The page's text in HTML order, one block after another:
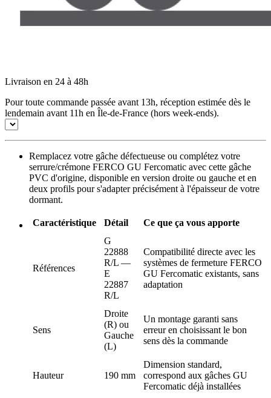
Livraison en 24 à 48h
Pour toute commande passée avant 13h, réception estimée dès le
lendemain avant 11h en Île-de-France (hors week-ends).
Remplacez votre gâche défectueuse ou complétez votre
serrure/crémone FERCO GU Fercomatic avec cette gâche
PVC d'origine, disponible en version droite ou gauche et en
deux profils pour s'adapter précisément à l'épaisseur de votre
dormant.
Caractéristique Détail Ce que ça vous apporte
Références
G
22888
R/L —
E
22887
R/L
Compatibilité directe avec les
systèmes de fermeture FERCO
GU Fercomatic existants, sans
adaptation
Sens
Droite
(R) ou
Gauche
(L)
Un montage garanti sans
erreur en choisissant le bon
sens dès la commande
Hauteur 190 mm
Dimension standard,
correspond aux gâches GU
Fercomatic déjà installées